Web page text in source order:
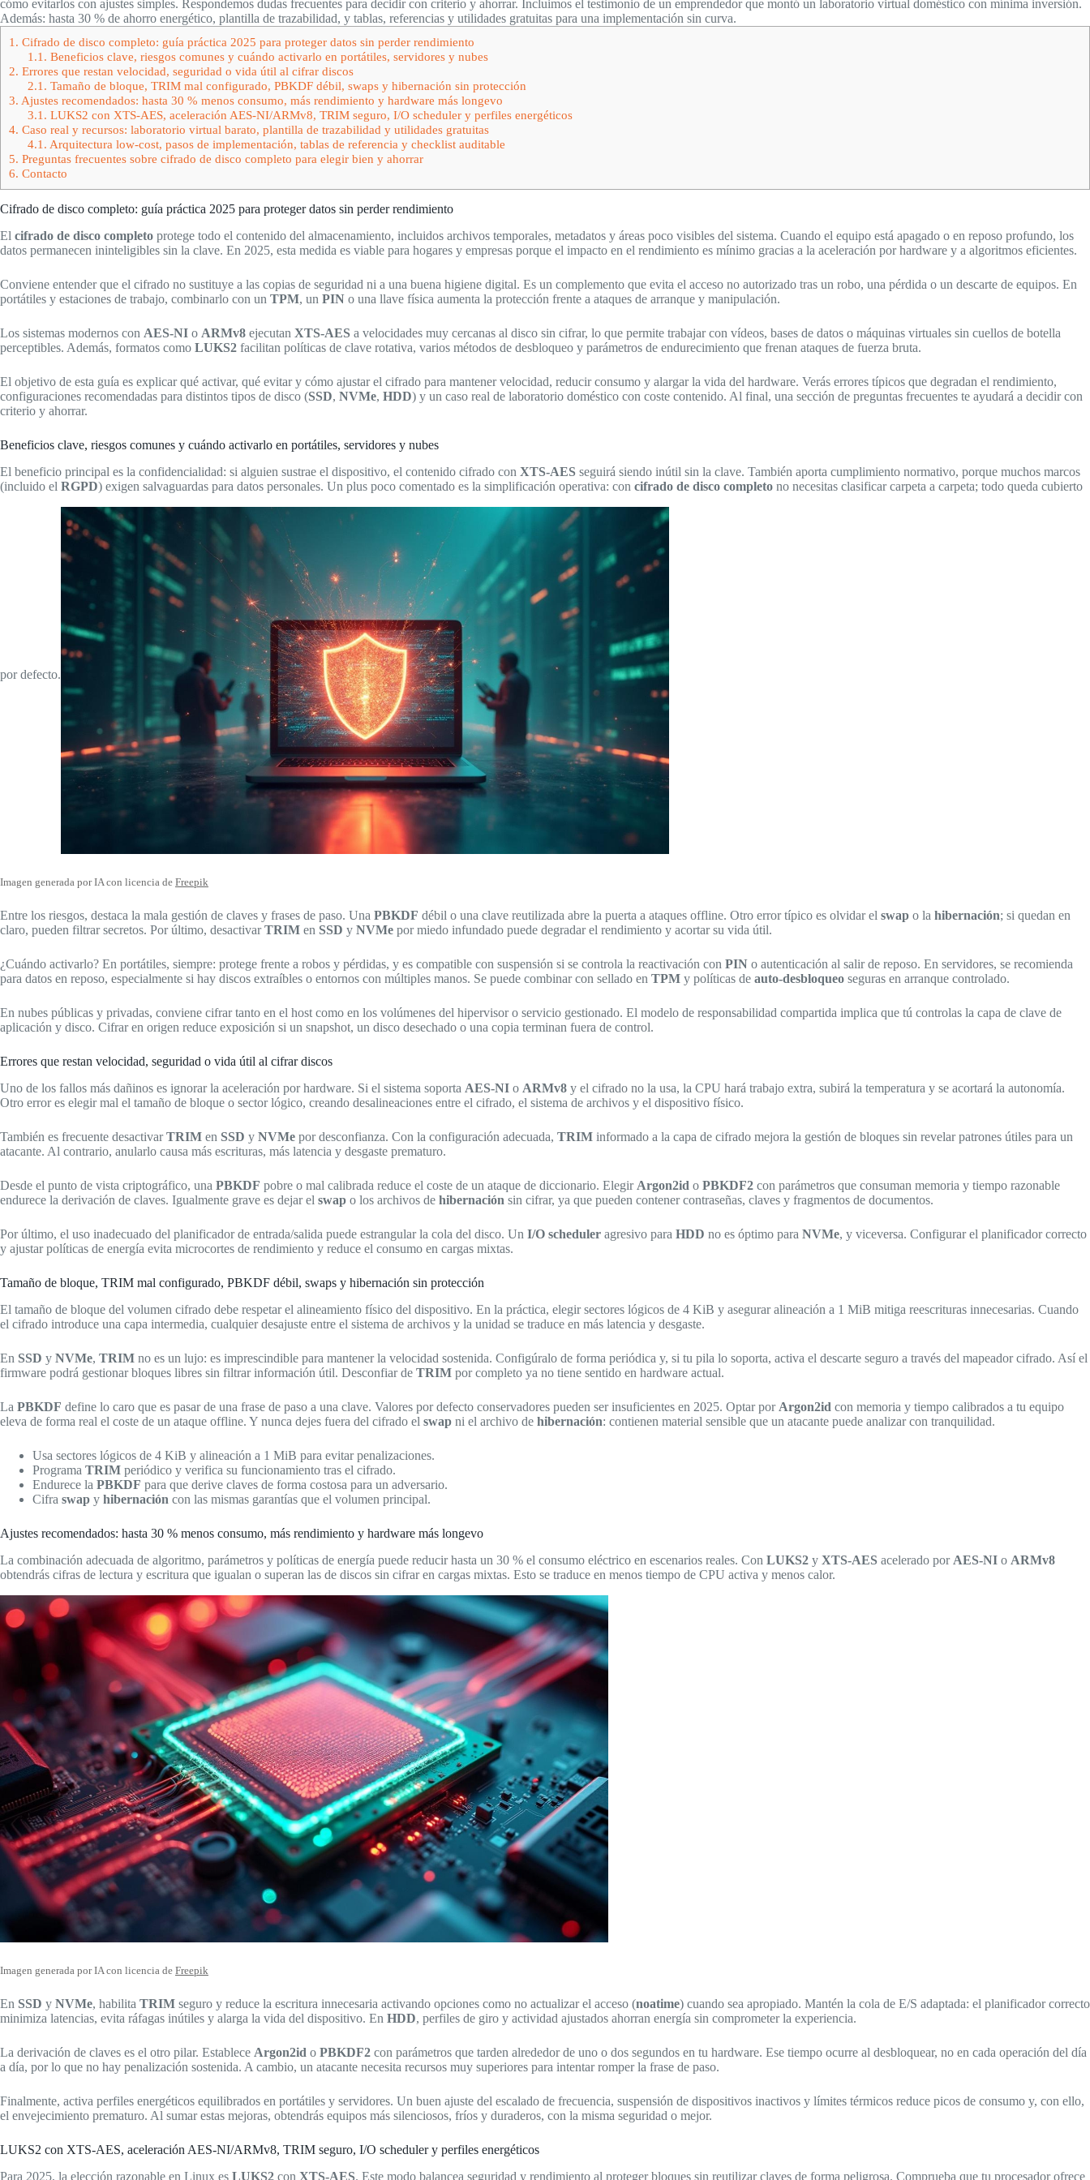
cómo evitarlos con ajustes simples. Respondemos dudas frecuentes para decidir con criterio y ahorrar. Incluimos el testimonio de un emprendedor que montó un laboratorio virtual doméstico con mínima inversión.
Además: hasta 30 % de ahorro energético, plantilla de trazabilidad, y tablas, referencias y utilidades gratuitas para una implementación sin curva.
1. Cifrado de disco completo: guía práctica 2025 para proteger datos sin perder rendimiento
1.1. Beneficios clave, riesgos comunes y cuándo activarlo en portátiles, servidores y nubes
2. Errores que restan velocidad, seguridad o vida útil al cifrar discos
2.1. Tamaño de bloque, TRIM mal configurado, PBKDF débil, swaps y hibernación sin protección
3. Ajustes recomendados: hasta 30 % menos consumo, más rendimiento y hardware más longevo
3.1. LUKS2 con XTS-AES, aceleración AES-NI/ARMv8, TRIM seguro, I/O scheduler y perfiles energéticos
4. Caso real y recursos: laboratorio virtual barato, plantilla de trazabilidad y utilidades gratuitas
4.1. Arquitectura low-cost, pasos de implementación, tablas de referencia y checklist auditable
5. Preguntas frecuentes sobre cifrado de disco completo para elegir bien y ahorrar
6. Contacto
Cifrado de disco completo: guía práctica 2025 para proteger datos sin perder rendimiento
El cifrado de disco completo protege todo el contenido del almacenamiento, incluidos archivos temporales, metadatos y áreas poco visibles del sistema. Cuando el equipo está apagado o en reposo profundo, los
datos permanecen ininteligibles sin la clave. En 2025, esta medida es viable para hogares y empresas porque el impacto en el rendimiento es mínimo gracias a la aceleración por hardware y a algoritmos eficientes.
Conviene entender que el cifrado no sustituye a las copias de seguridad ni a una buena higiene digital. Es un complemento que evita el acceso no autorizado tras un robo, una pérdida o un descarte de equipos. En
portátiles y estaciones de trabajo, combinarlo con un TPM, un PIN o una llave física aumenta la protección frente a ataques de arranque y manipulación.
Los sistemas modernos con AES-NI o ARMv8 ejecutan XTS-AES a velocidades muy cercanas al disco sin cifrar, lo que permite trabajar con vídeos, bases de datos o máquinas virtuales sin cuellos de botella
perceptibles. Además, formatos como LUKS2 facilitan políticas de clave rotativa, varios métodos de desbloqueo y parámetros de endurecimiento que frenan ataques de fuerza bruta.
El objetivo de esta guía es explicar qué activar, qué evitar y cómo ajustar el cifrado para mantener velocidad, reducir consumo y alargar la vida del hardware. Verás errores típicos que degradan el rendimiento,
configuraciones recomendadas para distintos tipos de disco (SSD, NVMe, HDD) y un caso real de laboratorio doméstico con coste contenido. Al final, una sección de preguntas frecuentes te ayudará a decidir con
criterio y ahorrar.
Beneficios clave, riesgos comunes y cuándo activarlo en portátiles, servidores y nubes
El beneficio principal es la confidencialidad: si alguien sustrae el dispositivo, el contenido cifrado con XTS-AES seguirá siendo inútil sin la clave. También aporta cumplimiento normativo, porque muchos marcos
(incluido el RGPD) exigen salvaguardas para datos personales. Un plus poco comentado es la simplificación operativa: con cifrado de disco completo no necesitas clasificar carpeta a carpeta; todo queda cubierto
por defecto.
Imagen generada por IA con licencia de Freepik
Entre los riesgos, destaca la mala gestión de claves y frases de paso. Una PBKDF débil o una clave reutilizada abre la puerta a ataques offline. Otro error típico es olvidar el swap o la hibernación; si quedan en
claro, pueden filtrar secretos. Por último, desactivarTRIM en SSD y NVMe por miedo infundado puede degradar el rendimiento y acortar su vida útil.
¿Cuándo activarlo? En portátiles, siempre: protege frente a robos y pérdidas, y es compatible con suspensión si se controla la reactivación con PIN o autenticación al salir de reposo. En servidores, se recomienda
para datos en reposo, especialmente si hay discos extraíbles o entornos con múltiples manos. Se puede combinar con sellado en TPM y políticas de auto-desbloqueo seguras en arranque controlado.
En nubes públicas y privadas, conviene cifrar tanto en el host como en los volúmenes del hipervisor o servicio gestionado. El modelo de responsabilidad compartida implica que tú controlas la capa de clave de
aplicación y disco. Cifrar en origen reduce exposición si un snapshot, un disco desechado o una copia terminan fuera de control.
Errores que restan velocidad, seguridad o vida útil al cifrar discos
Uno de los fallos más dañinos es ignorar la aceleración por hardware. Si el sistema soporta AES-NI o ARMv8 y el cifrado no la usa, la CPU hará trabajo extra, subirá la temperatura y se acortará la autonomía.
Otro error es elegir mal el tamaño de bloque o sector lógico, creando desalineaciones entre el cifrado, el sistema de archivos y el dispositivo físico.
También es frecuente desactivarTRIM en SSD y NVMe por desconfianza. Con la configuración adecuada, TRIM informado a la capa de cifrado mejora la gestión de bloques sin revelar patrones útiles para un
atacante. Al contrario, anularlo causa más escrituras, más latencia y desgaste prematuro.
Desde el punto de vista criptográfico, una PBKDF pobre o mal calibrada reduce el coste de un ataque de diccionario. Elegir Argon2id o PBKDF2 con parámetros que consuman memoria y tiempo razonable
endurece la derivación de claves. Igualmente grave es dejar el swap o los archivos de hibernación sin cifrar, ya que pueden contener contraseñas, claves y fragmentos de documentos.
Por último, el uso inadecuado del planificador de entrada/salida puede estrangular la cola del disco. Un I/O scheduler agresivo para HDD no es óptimo para NVMe, y viceversa. Configurar el planificador correcto
y ajustar políticas de energía evita microcortes de rendimiento y reduce el consumo en cargas mixtas.
Tamaño de bloque, TRIM mal configurado, PBKDF débil, swaps y hibernación sin protección
El tamaño de bloque del volumen cifrado debe respetar el alineamiento físico del dispositivo. En la práctica, elegir sectores lógicos de 4 KiB y asegurar alineación a 1 MiB mitiga reescrituras innecesarias. Cuando
el cifrado introduce una capa intermedia, cualquier desajuste entre el sistema de archivos y la unidad se traduce en más latencia y desgaste.
En SSD y NVMe, TRIM no es un lujo: es imprescindible para mantener la velocidad sostenida. Configúralo de forma periódica y, si tu pila lo soporta, activa el descarte seguro a través del mapeador cifrado. Así el
firmware podrá gestionar bloques libres sin filtrar información útil. Desconfiar de TRIM por completo ya no tiene sentido en hardware actual.
La PBKDF define lo caro que es pasar de una frase de paso a una clave. Valores por defecto conservadores pueden ser insuficientes en 2025. Optar por Argon2id con memoria y tiempo calibrados a tu equipo
eleva de forma real el coste de un ataque offline. Y nunca dejes fuera del cifrado el swap ni el archivo de hibernación: contienen material sensible que un atacante puede analizar con tranquilidad.
Usa sectores lógicos de 4 KiB y alineación a 1 MiB para evitar penalizaciones.
Programa TRIM periódico y verifica su funcionamiento tras el cifrado.
Endurece la PBKDF para que derive claves de forma costosa para un adversario.
Cifra swap y hibernación con las mismas garantías que el volumen principal.
Ajustes recomendados: hasta 30 % menos consumo, más rendimiento y hardware más longevo
La combinación adecuada de algoritmo, parámetros y políticas de energía puede reducir hasta un 30 % el consumo eléctrico en escenarios reales. Con LUKS2 y XTS-AES acelerado por AES-NI o ARMv8
obtendrás cifras de lectura y escritura que igualan o superan las de discos sin cifrar en cargas mixtas. Esto se traduce en menos tiempo de CPU activa y menos calor.
Imagen generada por IA con licencia de Freepik
En SSD y NVMe, habilita TRIM seguro y reduce la escritura innecesaria activando opciones como no actualizar el acceso (noatime) cuando sea apropiado. Mantén la cola de E/S adaptada: el planificador correcto
minimiza latencias, evita ráfagas inútiles y alarga la vida del dispositivo. En HDD, perfiles de giro y actividad ajustados ahorran energía sin comprometer la experiencia.
La derivación de claves es el otro pilar. Establece Argon2id o PBKDF2 con parámetros que tarden alrededor de uno o dos segundos en tu hardware. Ese tiempo ocurre al desbloquear, no en cada operación del día
a día, por lo que no hay penalización sostenida. A cambio, un atacante necesita recursos muy superiores para intentar romper la frase de paso.
Finalmente, activa perfiles energéticos equilibrados en portátiles y servidores. Un buen ajuste del escalado de frecuencia, suspensión de dispositivos inactivos y límites térmicos reduce picos de consumo y, con ello,
el envejecimiento prematuro. Al sumar estas mejoras, obtendrás equipos más silenciosos, fríos y duraderos, con la misma seguridad o mejor.
LUKS2 con XTS-AES, aceleración AES-NI/ARMv8, TRIM seguro, I/O scheduler y perfiles energéticos
Para 2025, la elección razonable en Linux es LUKS2 con XTS-AES. Este modo balancea seguridad y rendimiento al proteger bloques sin reutilizar claves de forma peligrosa. Comprueba que tu procesador ofrece